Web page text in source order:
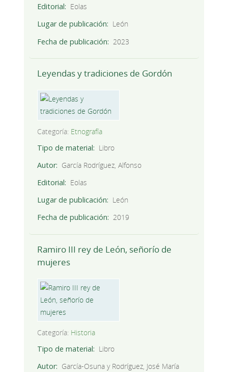
Editorial
Eolas
Lugar de publicación
León
Fecha de publicación
2023
Leyendas y tradiciones de Gordón
Categoría: Etnografía
Tipo de material
Libro
Autor
García Rodríguez, Alfonso
Editorial
Eolas
Lugar de publicación
León
Fecha de publicación
2019
Ramiro III rey de León, señorío de
mujeres
Categoría: Historia
Tipo de material
Libro
Autor
García-Osuna y Rodríguez, José María